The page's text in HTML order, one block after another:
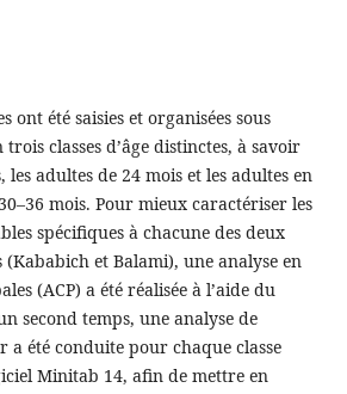
ont été saisies et organisées sous
classes d’âge distinctes, à savoir
les adultes de 24 mois et les adultes en
mois. Pour mieux caractériser les
spécifiques à chacune des deux
(Kababich et Balami), une analyse en
(ACP) a été réalisée à l’aide du
second temps, une analyse de
a été conduite pour chaque classe
Minitab 14, afin de mettre en